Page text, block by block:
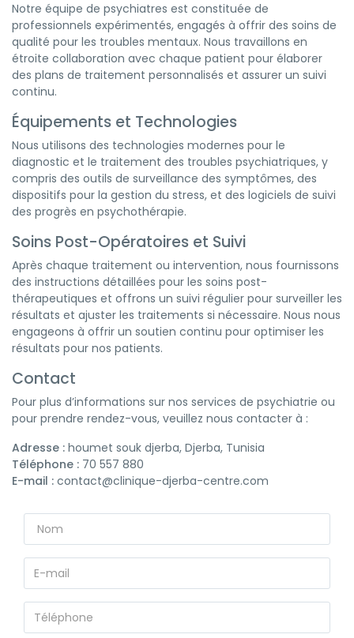
Notre équipe de psychiatres est constituée de
professionnels expérimentés, engagés à offrir des soins de
qualité pour les troubles mentaux. Nous travaillons en
étroite collaboration avec chaque patient pour élaborer
des plans de traitement personnalisés et assurer un suivi
continu.
Équipements et Technologies
Nous utilisons des technologies modernes pour le
diagnostic et le traitement des troubles psychiatriques, y
compris des outils de surveillance des symptômes, des
dispositifs pour la gestion du stress, et des logiciels de suivi
des progrès en psychothérapie.
Soins Post-Opératoires et Suivi
Après chaque traitement ou intervention, nous fournissons
des instructions détaillées pour les soins post-
thérapeutiques et offrons un suivi régulier pour surveiller les
résultats et ajuster les traitements si nécessaire. Nous nous
engageons à offrir un soutien continu pour optimiser les
résultats pour nos patients.
Contact
Pour plus d’informations sur nos services de psychiatrie ou
pour prendre rendez-vous, veuillez nous contacter à :
Adresse : houmet souk djerba, Djerba, Tunisia
Téléphone : 70 557 880
E-mail : contact@clinique-djerba-centre.com